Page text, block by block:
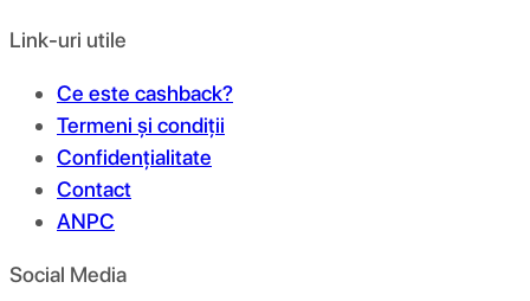
Link-uri utile
Ce este cashback?
Termeni și condiții
Confidențialitate
Contact
ANPC
Social Media